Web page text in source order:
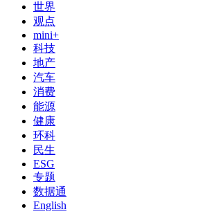
世界
观点
mini+
科技
地产
汽车
消费
能源
健康
环科
民生
ESG
专题
数据通
English